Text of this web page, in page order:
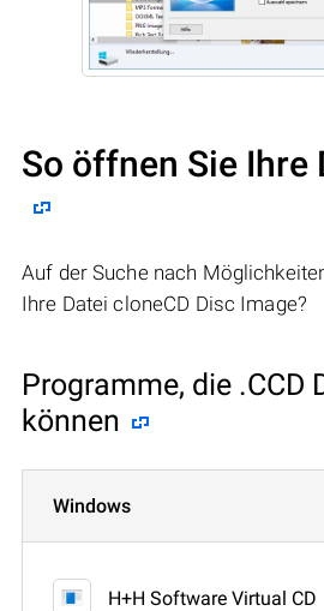
So öffnen Sie Ihre
Auf der Suche nach
Ihre Datei cloneCD Disc Image?
Programme, die .CCD
können
Windows
H+H Software Virtual CD